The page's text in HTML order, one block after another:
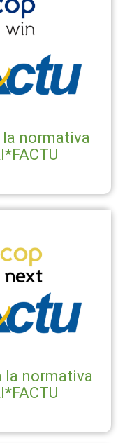
normativa
la normativa